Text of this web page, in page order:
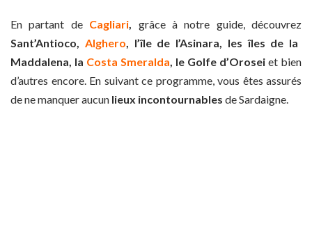
En partant de Cagliari, grâce à notre guide, découvrez
Sant’Antioco, Alghero, l’île de l’Asinara, les îles de la
Maddalena, la Costa Smeralda, le Golfe d’Orosei et bien
d’autres encore. En suivant ce programme, vous êtes assurés
de ne manquer aucun lieux incontournables de Sardaigne.